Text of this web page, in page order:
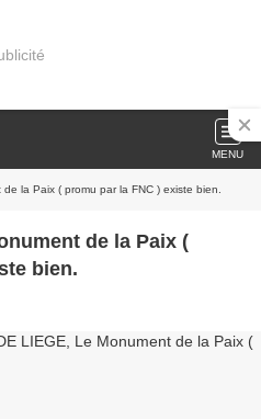
MENU
la Paix ( promu par la FNC ) existe bien.
de la Paix (
bien.